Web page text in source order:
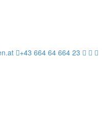
+43 664 64 664 23